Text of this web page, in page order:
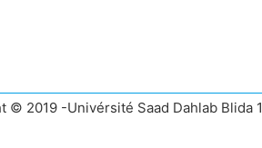
© 2019 -Univérsité Saad Dahlab Blida 1